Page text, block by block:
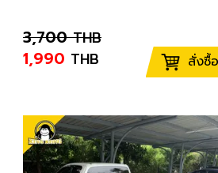
3,700 THB
1,990 THB สั่งซื้อ